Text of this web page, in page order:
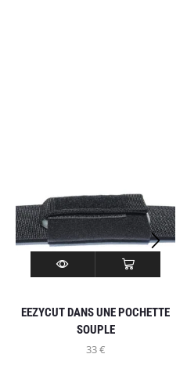
EEZYCUT DANS UNE POCHETTE
SOUPLE
33€